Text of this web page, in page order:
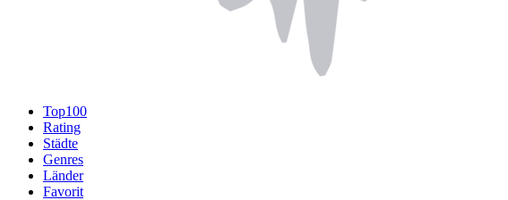
Top100
Rating
Städte
Genres
Länder
Favorit